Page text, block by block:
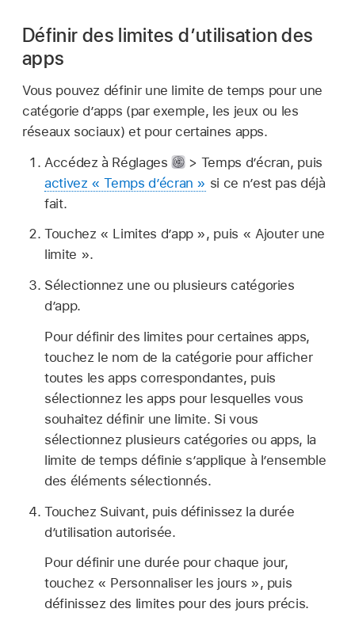
Définir des limites d’utilisation des
apps
Vous pouvez définir une limite de temps pour une
catégorie d’apps (par exemple, les jeux ou les
réseaux sociaux) et pour certaines apps.
Accédez à Réglages
> Temps d’écran, puis
activez « Temps d’écran » si ce n’est pas déjà
fait.
Touchez « Limites d’app », puis « Ajouter une
limite ».
Sélectionnez une ou plusieurs catégories
d’app.
Pour définir des limites pour certaines apps,
touchez le nom de la catégorie pour afficher
toutes les apps correspondantes, puis
sélectionnez les apps pour lesquelles vous
souhaitez définir une limite. Si vous
sélectionnez plusieurs catégories ou apps, la
limite de temps définie s’applique à l’ensemble
des éléments sélectionnés.
Touchez Suivant, puis définissez la durée
d’utilisation autorisée.
Pour définir une durée pour chaque jour,
touchez « Personnaliser les jours », puis
définissez des limites pour des jours précis.